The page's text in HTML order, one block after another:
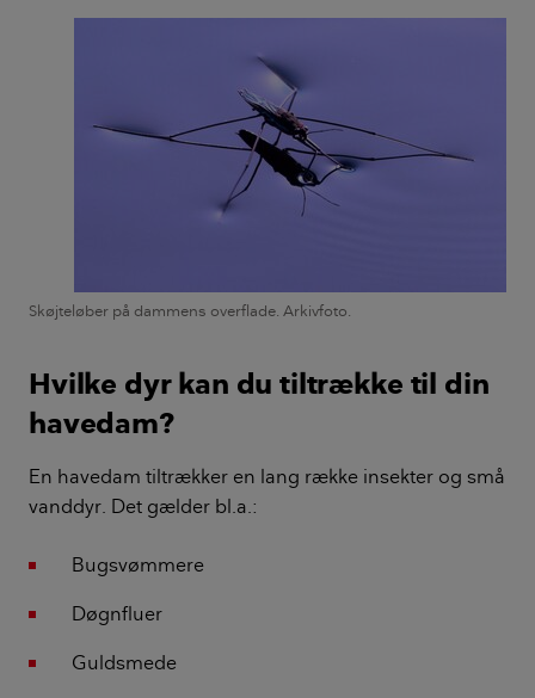
Skøjteløber på dammens overflade. Arkivfoto.
Hvilke dyr kan du tiltrække til din
havedam?
En havedam tiltrækker en lang række insekter og små
vanddyr. Det gælder bl.a.:
Bugsvømmere
Døgnfluer
Guldsmede